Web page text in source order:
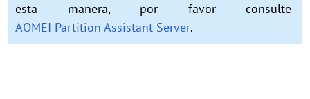
esta manera, por favor consulte
AOMEI Partition Assistant Server.